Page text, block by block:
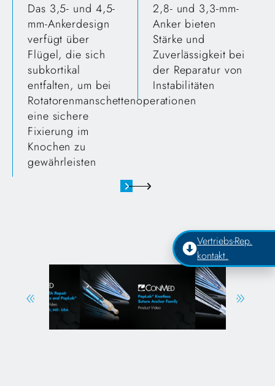
Das 3,5- und 4,5-
mm-Ankerdesign
verfügt über
Flügel, die sich
subkortikal
entfalten, um bei
Rotatorenmanschettenoperationen
eine sichere
Fixierung im
Knochen zu
gewährleisten
2,8- und 3,3-mm-
Anker bieten
Stärke und
Zuverlässigkeit bei
der Reparatur von
Instabilitäten
Vertriebs-Rep.
kontakt.